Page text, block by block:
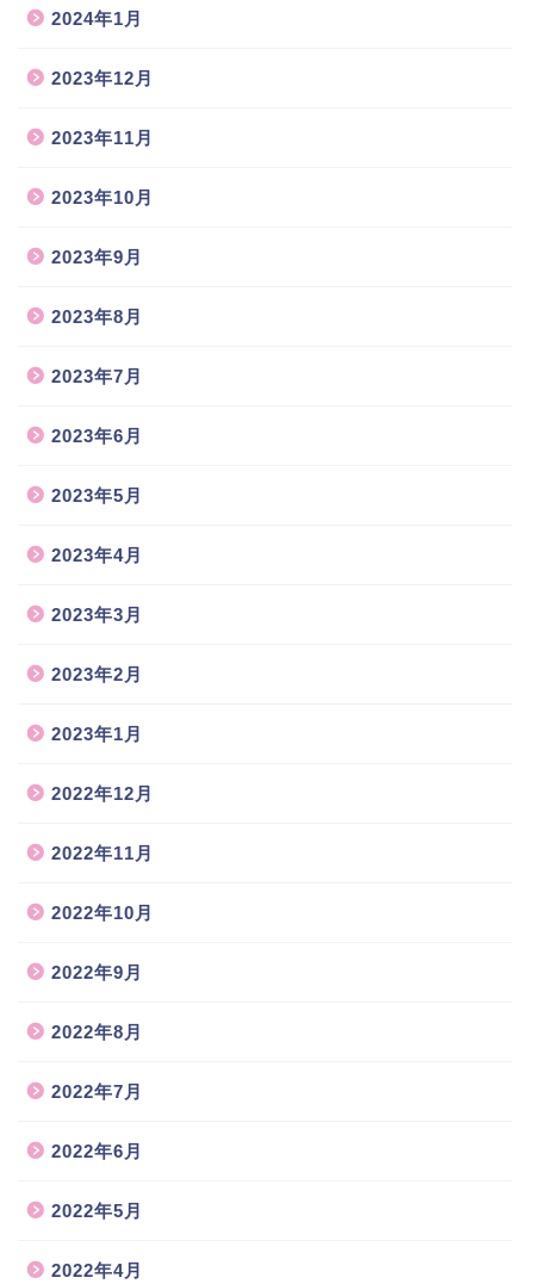
2024年1月
2023年12月
2023年11月
2023年10月
2023年9月
2023年8月
2023年7月
2023年6月
2023年5月
2023年4月
2023年3月
2023年2月
2023年1月
2022年12月
2022年11月
2022年10月
2022年9月
2022年8月
2022年7月
2022年6月
2022年5月
2022年4月